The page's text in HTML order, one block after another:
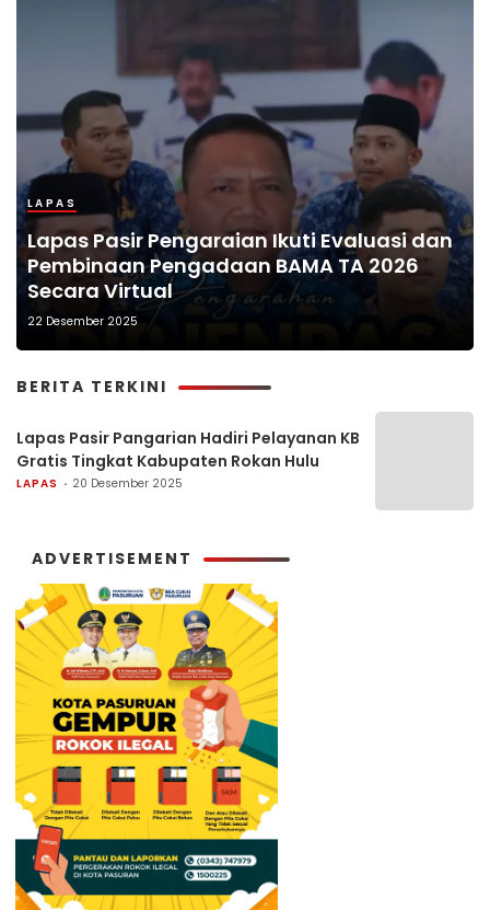
LAPAS
Lapas Pasir Pengaraian Ikuti Evaluasi dan
Pembinaan Pengadaan BAMA TA 2026
Secara Virtual
22 Desember 2025
BERITA TERKINI
Lapas Pasir Pangarian Hadiri Pelayanan KB
Gratis Tingkat Kabupaten Rokan Hulu
LAPAS 20 Desember 2025
ADVERTISEMENT